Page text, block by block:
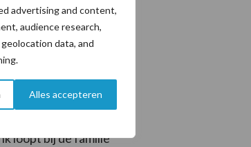
advertising and content,
audience research,
data, and
Alles accepteren
Het beste
heet Witter Thea
van de familie
Als reserve
loopt bij de familie